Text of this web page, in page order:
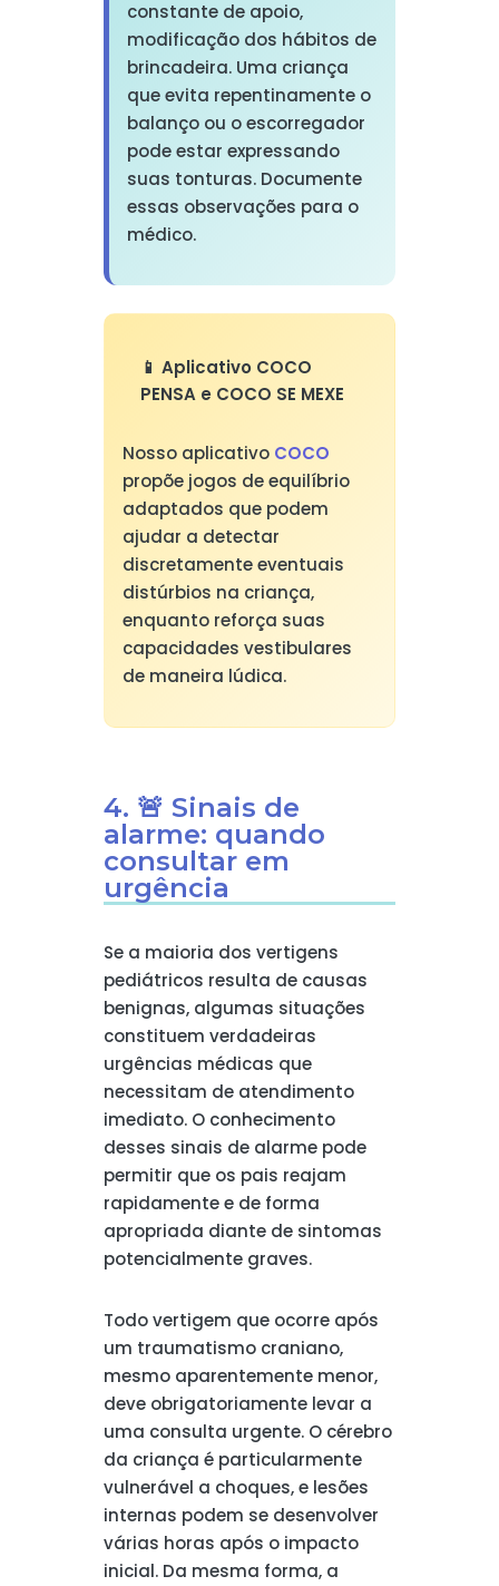
constante de apoio,
modificação dos hábitos de
brincadeira. Uma criança
que evita repentinamente o
balanço ou o escorregador
pode estar expressando
suas tonturas. Documente
essas observações para o
médico.
📱 Aplicativo COCO
PENSA e COCO SE MEXE
Nosso aplicativo COCO
propõe jogos de equilíbrio
adaptados que podem
ajudar a detectar
discretamente eventuais
distúrbios na criança,
enquanto reforça suas
capacidades vestibulares
de maneira lúdica.
4. 🚨 Sinais de
alarme: quando
consultar em
urgência
Se a maioria dos vertigens
pediátricos resulta de causas
benignas, algumas situações
constituem verdadeiras
urgências médicas que
necessitam de atendimento
imediato. O conhecimento
desses sinais de alarme pode
permitir que os pais reajam
rapidamente e de forma
apropriada diante de sintomas
potencialmente graves.
Todo vertigem que ocorre após
um traumatismo craniano,
mesmo aparentemente menor,
deve obrigatoriamente levar a
uma consulta urgente. O cérebro
da criança é particularmente
vulnerável a choques, e lesões
internas podem se desenvolver
várias horas após o impacto
inicial. Da mesma forma, a